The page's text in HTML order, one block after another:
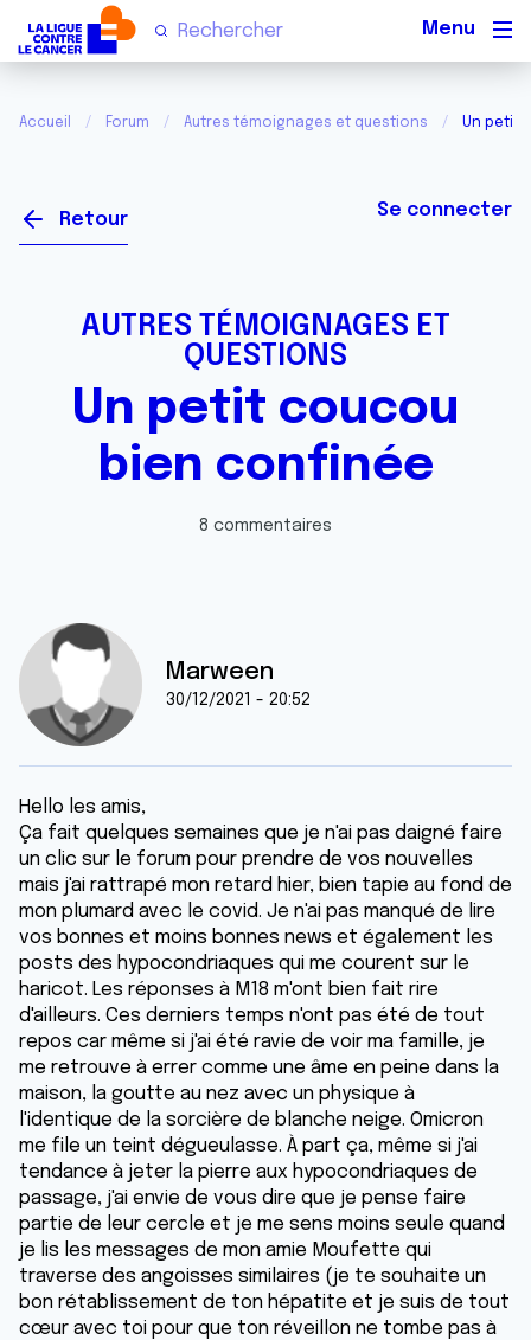
Accueil Forum Autres témoignages et questions Un petit
Retour Se connecter
AUTRES TÉMOIGNAGES ET
QUESTIONS
Un petit coucou
bien confinée
8 commentaires
Marween
30/12/2021 - 20:52
Hello les amis,
Ça fait quelques semaines que je n'ai pas daigné faire
un clic sur le forum pour prendre de vos nouvelles
mais j'ai rattrapé mon retard hier, bien tapie au fond de
mon plumard avec le covid. Je n'ai pas manqué de lire
vos bonnes et moins bonnes news et également les
posts des hypocondriaques qui me courent sur le
haricot. Les réponses à M18 m'ont bien fait rire
d'ailleurs. Ces derniers temps n'ont pas été de tout
repos car même si j'ai été ravie de voir ma famille, je
me retrouve à errer comme une âme en peine dans la
maison, la goutte au nez avec un physique à
l'identique de la sorcière de blanche neige. Omicron
me file un teint dégueulasse. À part ça, même si j'ai
tendance à jeter la pierre aux hypocondriaques de
passage, j'ai envie de vous dire que je pense faire
partie de leur cercle et je me sens moins seule quand
je lis les messages de mon amie Moufette qui
traverse des angoisses similaires (je te souhaite un
bon rétablissement de ton hépatite et je suis de tout
cœur avec toi pour que ton réveillon ne tombe pas à